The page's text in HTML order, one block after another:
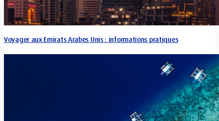
Voyager aux Emirats Arabes Unis : informations pratiques